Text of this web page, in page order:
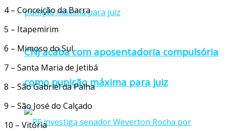
CNJ acaba com aposentadoria compulsória
como punição máxima para juiz
4 – Conceição da Barra
5 – Itapemirim
6 – Mimoso do Sul
7 – Santa Maria de Jetibá
8 – São Gabriel da Palha
9 – São José do Calçado
10 – Vitória